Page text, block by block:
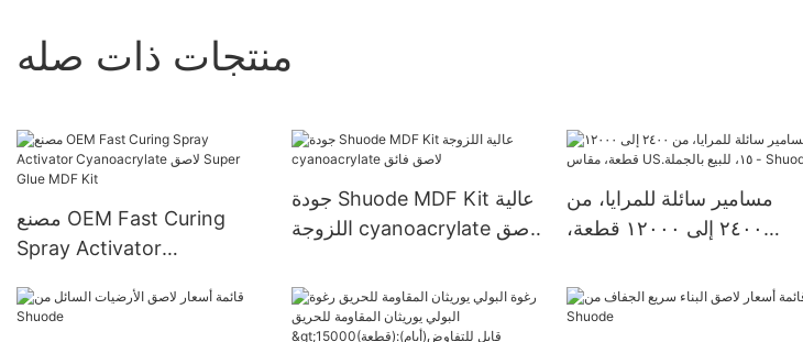
منتجات ذات صله
مصنع OEM Fast Curing
Spray Activator
Glue MDF Kit
جودة Shuode MDF Kit عالية
اللزوجة cyanoacrylate لاصق
مسامير سائلة للمرايا، من
٢٤٠٠ إلى ١٢٠٠٠ قطعة،
Shuode